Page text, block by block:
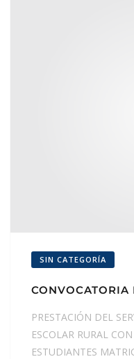
SIN CATEGORÍA
PRESTACIÓN DEL
ESCOLAR RURAL
ESTUDIANTES